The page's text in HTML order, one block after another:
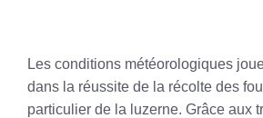
Les conditions météorologiques
dans la réussite de la récolte des
particulier de la luzerne. Grâce aux